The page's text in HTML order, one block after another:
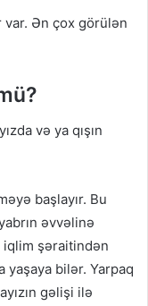
Ən çox görülən
və ya qışın
başlayır. Bu
əvvəlinə
iqlim şəraitindən
yaşaya bilər. Yarpaq
gəlişi ilə